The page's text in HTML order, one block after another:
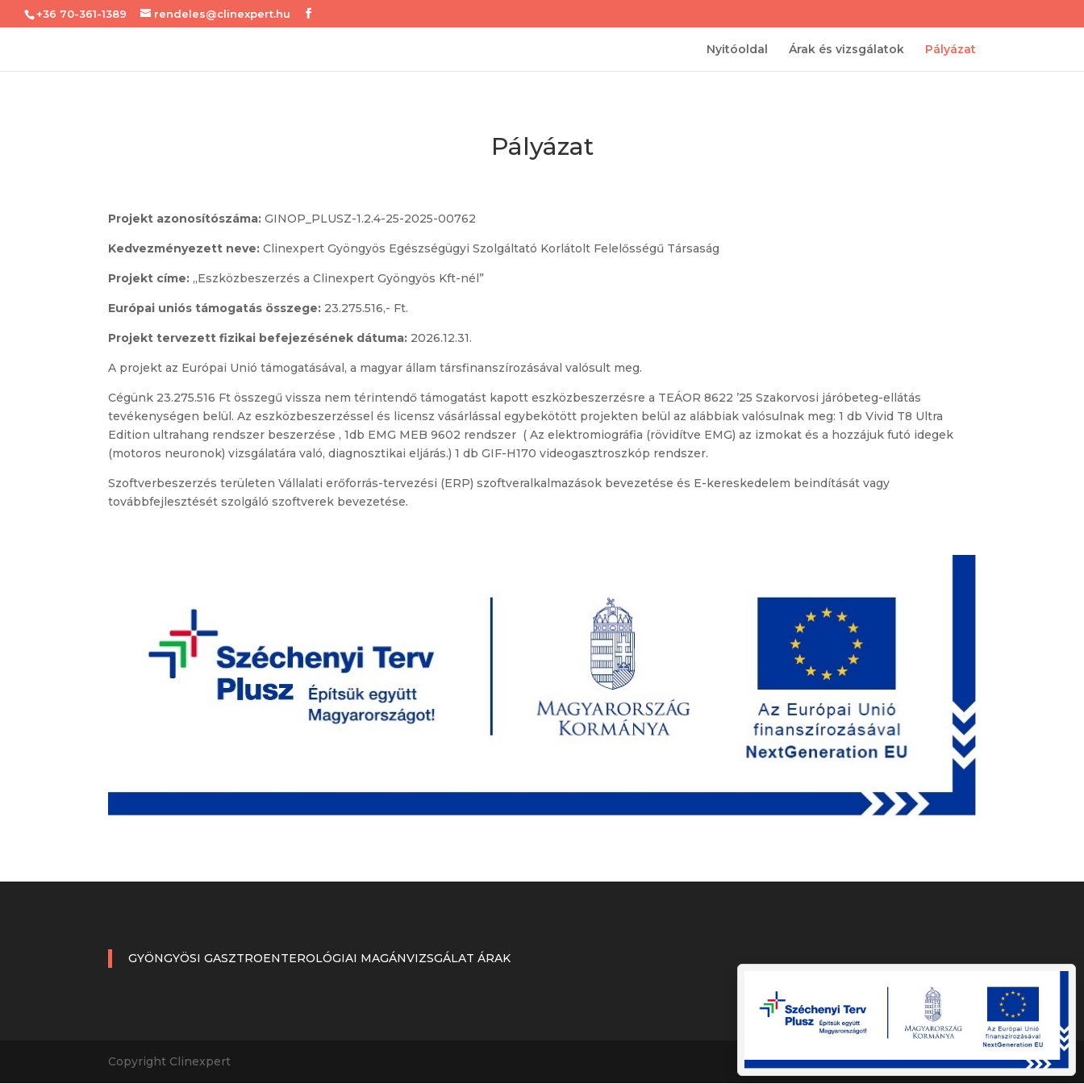
+36 70-361-1389 rendeles@clinexpert.hu
Nyitóoldal Árak és vizsgálatok Pályázat
Pályázat
Projekt azonosítószáma: GINOP_PLUSZ-1.2.4-25-2025-00762
Kedvezményezett neve: Clinexpert Gyöngyös Egészségügyi Szolgáltató Korlátolt Felelősségű Társaság
Projekt címe: „Eszközbeszerzés a Clinexpert Gyöngyös Kft-nél”
Európai uniós támogatás összege: 23.275.516,- Ft.
Projekt tervezett fizikai befejezésének dátuma: 2026.12.31.
A projekt az Európai Unió támogatásával, a magyar állam társfinanszírozásával valósult meg.
Cégünk 23.275.516 Ft összegű vissza nem térintendő támogatást kapott eszközbeszerzésre a TEÁOR 8622 ’25 Szakorvosi járóbeteg-ellátás
tevékenységen belül. Az eszközbeszerzéssel és licensz vásárlással egybekötött projekten belül az alábbiak valósulnak meg: 1 db Vivid T8 Ultra
Edition ultrahang rendszer beszerzése , 1db EMG MEB 9602 rendszer ( Az elektromiográfia (rövidítve EMG) az izmokat és a hozzájuk futó idegek
(motoros neuronok) vizsgálatára való, diagnosztikai eljárás.) 1 db GIF-H170 videogasztroszkóp rendszer.
Szoftverbeszerzés területen Vállalati erőforrás-tervezési (ERP) szoftveralkalmazások bevezetése és E-kereskedelem beindítását vagy
továbbfejlesztését szolgáló szoftverek bevezetése.
GYÖNGYÖSI GASZTROENTEROLÓGIAI MAGÁNVIZSGÁLAT ÁRAK
Copyright Clinexpert